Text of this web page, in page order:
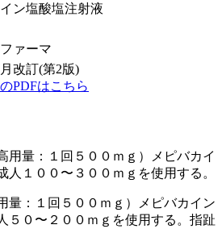
ン塩酸塩注射液
ァーマ
改訂(第2版)
PDFはこちら
用量：１回５００ｍｇ）メピバカイ
人１００〜３００ｍｇを使用する。
量：１回５００ｍｇ）メピバカイン
５０〜２００ｍｇを使用する。指趾